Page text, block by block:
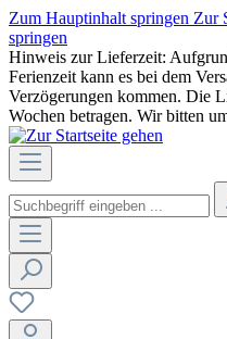
Zum Hauptinhalt springen Zur
springen
Hinweis zur Lieferzeit:
Ferienzeit kann es bei dem
Verzögerungen kommen. Die
Wochen betragen. Wir bitten